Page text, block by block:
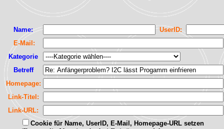
Name:
UserID:
E-Mail:
Kategorie
Betreff
Homepage:
Link-Titel:
Link-URL:
Cookie für Name, UserID, E-Mail, Homepage-URL setzen